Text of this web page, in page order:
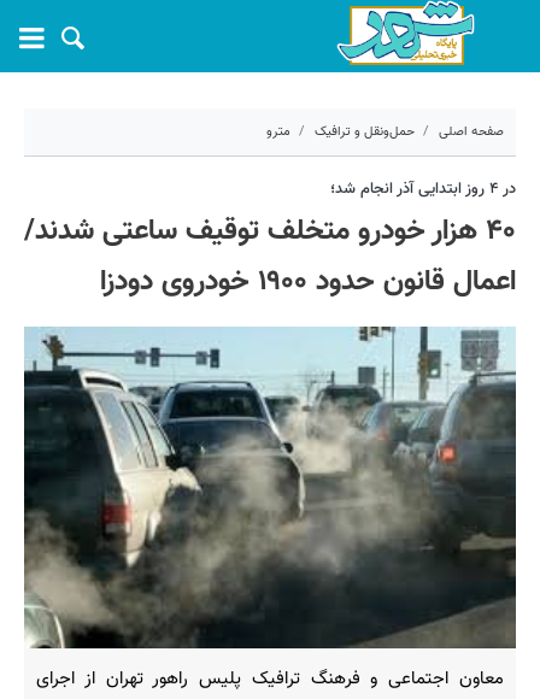
صفحه اصلی حمل‌ونقل و ترافیک مترو
۵ آذر ۱۴۰۴ - ۰۹:۲۱
کد مطلب: 75105
در ۴ روز ابتدایی آذر انجام شد؛
۴۰ هزار خودرو متخلف توقیف ساعتی شدند/
اعمال قانون حدود ۱۹۰۰ خودروی دودزا
معاون اجتماعی و فرهنگ ترافیک پلیس راهور تهران از اجرای